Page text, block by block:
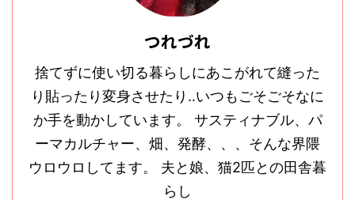
つれづれ
捨てずに使い切る暮らしにあこがれて縫った
り貼ったり変身させたり‥いつもごそごそなに
か手を動かしています。 サスティナブル、パ
ーマカルチャー、畑、発酵、、、そんな界隈
ウロウロしてます。 夫と娘、猫2匹との田舎暮
らし